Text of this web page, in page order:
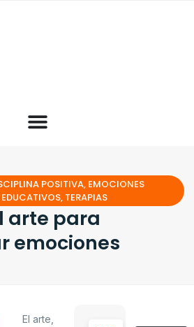
POSITIVA, EMOCIONES
, TERAPIAS
arte para
emociones
El arte,